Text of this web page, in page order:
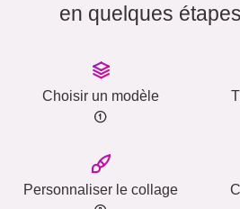
en quelques
Choisir un modèle
Personnaliser le collage